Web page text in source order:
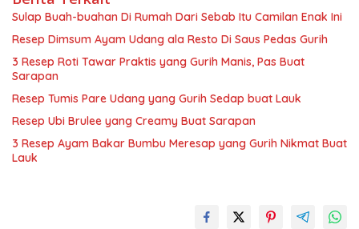
Sulap Buah-buahan Di Rumah Dari Sebab Itu Camilan Enak Ini
Resep Dimsum Ayam Udang ala Resto Di Saus Pedas Gurih
3 Resep Roti Tawar Praktis yang Gurih Manis, Pas Buat
Sarapan
Resep Tumis Pare Udang yang Gurih Sedap buat Lauk
Resep Ubi Brulee yang Creamy Buat Sarapan
3 Resep Ayam Bakar Bumbu Meresap yang Gurih Nikmat Buat
Lauk